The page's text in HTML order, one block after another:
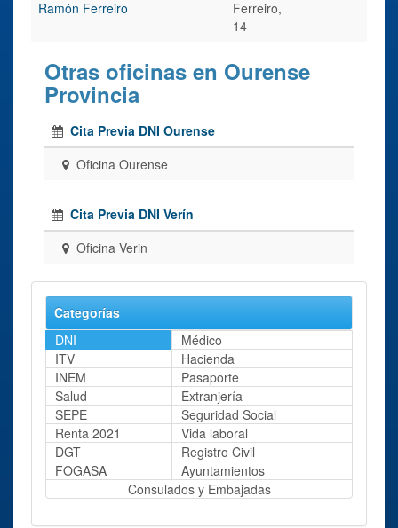
Ramón Ferreiro
Ferreiro,
14
Otras oficinas en Ourense
Provincia
Cita Previa DNI Ourense
Oficina Ourense
Cita Previa DNI Verín
Oficina Verin
Categorías
DNI
Médico
ITV
Hacienda
INEM
Pasaporte
Salud
Extranjería
SEPE
Seguridad Social
Renta 2021
Vida laboral
DGT
Registro Civil
FOGASA
Ayuntamientos
Consulados y Embajadas